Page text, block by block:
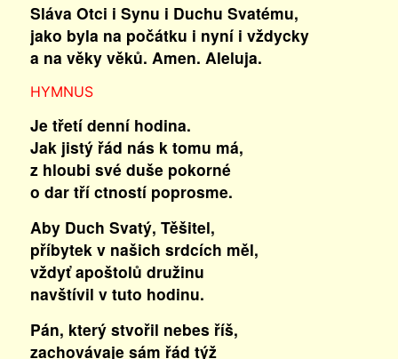
Sláva Otci i Synu i Duchu Svatému,
jako byla na počátku i nyní i vždycky
a na věky věků. Amen. Aleluja.
HYMNUS
Je třetí denní hodina.
Jak jistý řád nás k tomu má,
z hloubi své duše pokorné
o dar tří ctností poprosme.
Aby Duch Svatý, Těšitel,
příbytek v našich srdcích měl,
vždyť apoštolů družinu
navštívil v tuto hodinu.
Pán, který stvořil nebes říš,
zachovávaje sám řád týž